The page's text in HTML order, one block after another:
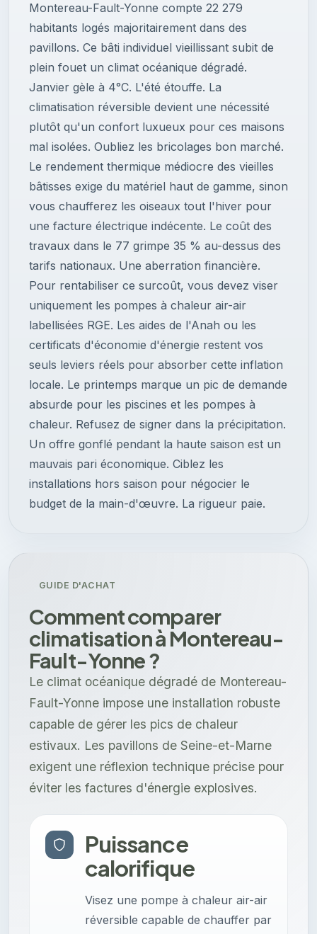
Montereau-Fault-Yonne compte 22 279
habitants logés majoritairement dans des
pavillons. Ce bâti individuel vieillissant subit de
plein fouet un climat océanique dégradé.
Janvier gèle à 4°C. L'été étouffe. La
climatisation réversible devient une nécessité
plutôt qu'un confort luxueux pour ces maisons
mal isolées. Oubliez les bricolages bon marché.
Le rendement thermique médiocre des vieilles
bâtisses exige du matériel haut de gamme, sinon
vous chaufferez les oiseaux tout l'hiver pour
une facture électrique indécente. Le coût des
travaux dans le 77 grimpe 35 % au-dessus des
tarifs nationaux. Une aberration financière.
Pour rentabiliser ce surcoût, vous devez viser
uniquement les pompes à chaleur air-air
labellisées RGE. Les aides de l'Anah ou les
certificats d'économie d'énergie restent vos
seuls leviers réels pour absorber cette inflation
locale. Le printemps marque un pic de demande
absurde pour les piscines et les pompes à
chaleur. Refusez de signer dans la précipitation.
Un offre gonflé pendant la haute saison est un
mauvais pari économique. Ciblez les
installations hors saison pour négocier le
budget de la main-d'œuvre. La rigueur paie.
GUIDE D'ACHAT
Comment comparer
climatisation à Montereau-
Fault-Yonne ?
Le climat océanique dégradé de Montereau-
Fault-Yonne impose une installation robuste
capable de gérer les pics de chaleur
estivaux. Les pavillons de Seine-et-Marne
exigent une réflexion technique précise pour
éviter les factures d'énergie explosives.
Puissance
calorifique
Visez une pompe à chaleur air-air
réversible capable de chauffer par